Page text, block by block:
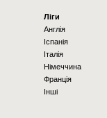
Ліги
Англія
Іспанія
Італія
Німеччина
Франція
Інші